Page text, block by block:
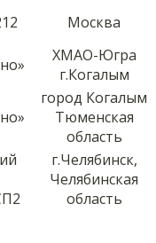
Москва
ХМАО-Югра
г.Когалым
город Когалым
Тюменская
область
г.Челябинск,
Челябинская
область